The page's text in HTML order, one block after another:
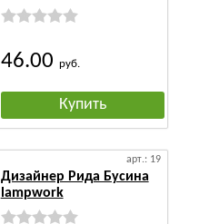
46.00 руб.
Купить
арт.: 19
Дизайнер Рида Бусина
lampwork